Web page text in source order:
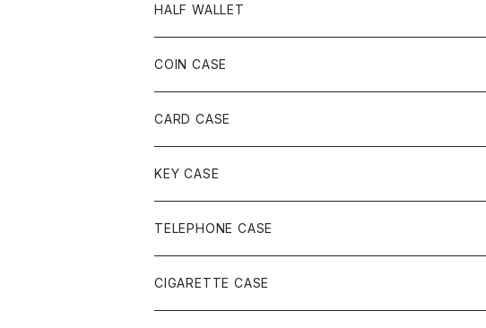
HALF WALLET
COIN CASE
CARD CASE
KEY CASE
TELEPHONE CASE
CIGARETTE CASE